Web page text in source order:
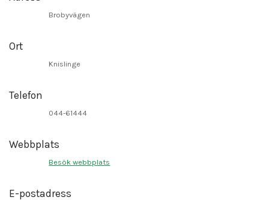
Brobyvägen
Ort
Knislinge
Telefon
044-61444
Webbplats
Besök webbplats
E-postadress